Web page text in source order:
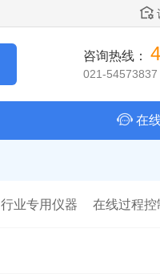
咨询热线：
021-
在
行业专用仪器 在线过程控